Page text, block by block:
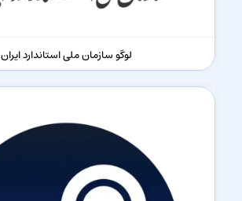
لوگو سازمان ملی استاندارد ایران